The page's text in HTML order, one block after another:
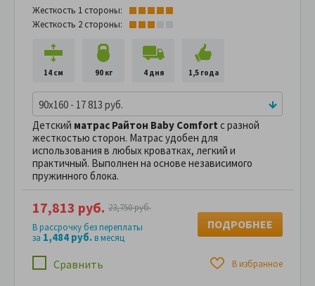
Жесткость 1 стороны:
Жесткость 2 стороны:
14 см 90 кг 4 дня 1,5 года
90x160 - 17 813 руб.
Детский матрас Райтон Baby Comfort с разной
жесткостью сторон. Матрас удобен для
использования в любых кроватках, легкий и
практичный. Выполнен на основе независимого
пружинного блока.
Сравнить В избранное
17,813 руб. 23,750 руб.
В рассрочку без переплаты
за 1,484 руб.в месяц
ПОДРОБНЕЕ